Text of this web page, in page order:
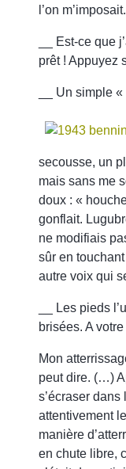
l’on
__ Est-ce que
prêt ! Appuyez
__ Un simple
secousse, un
mais sans me
doux : «
gonflait.
ne modifiais
sûr en
autre voix qui
__ Les pieds
brisées. A
Mon
peut dire. (…)
s’écraser dans
attentivement
manière
en chute libre,